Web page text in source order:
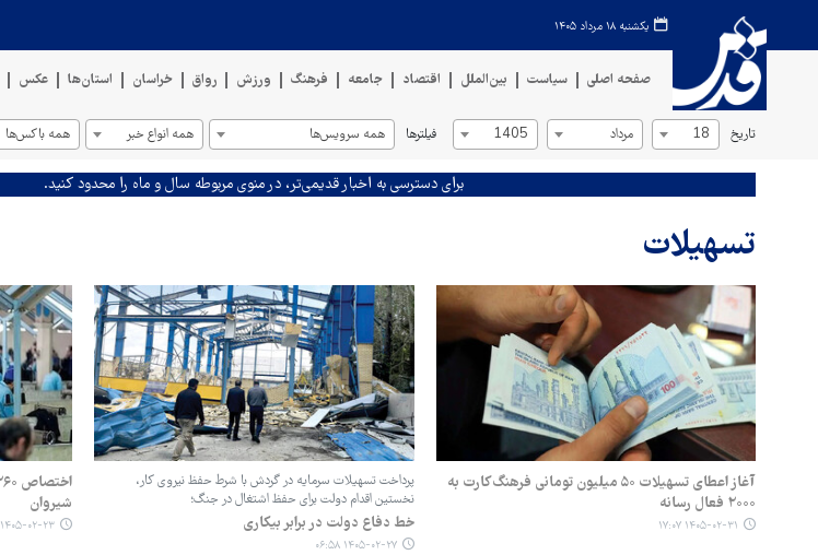
یکشنبه ۱۸ مرداد ۱۴۰۵
صفحه اصلی سیاست بین‌الملل اقتصاد جامعه فرهنگ ورزش رواق خراسان استان‌ها عکس
تاریخ 18 مرداد 1405 فیلترها همه سرویس‌ها همه انواع خبر همه باکس‌ها
برای دسترسی به اخبار قدیمی‌تر، در منوی مربوطه سال و ماه را محدود کنید.
تسهیلات
آغاز اعطای تسهیلات ۵۰ میلیون تومانی فرهنگ‌کارت به
۲۰۰۰ فعال رسانه
۱۴۰۵-۰۲-۳۱ ۱۷:۰۷
پرداخت تسهیلات سرمایه در گردش با شرط حفظ نیروی کار،
نخستین اقدام دولت برای حفظ اشتغال در جنگ؛
خط دفاع دولت در برابر بیکاری
۱۴۰۵-۰۲-۲۷ ۰۶:۵۸
شیروان
۱۴۰۵-۰۲-۲۳ ۱۱:۱۰